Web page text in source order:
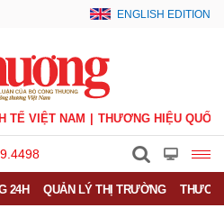
ENGLISH EDITION
TẾ VIỆT NAM THƯƠNG HIỆU QUỐC
24H QUẢN LÝ THỊ TRƯỜNG